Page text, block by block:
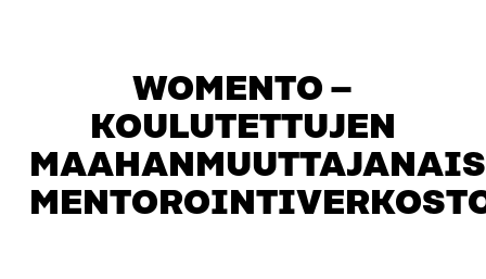
WOMENTO –
KOULUTETTUJEN